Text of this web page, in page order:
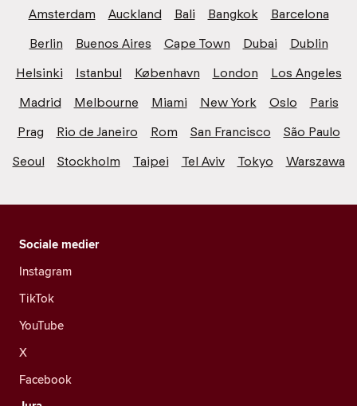
Amsterdam Auckland Bali Bangkok
Barcelona
Berlin
Buenos Aires Cape Town Dubai
Dublin
Helsinki
Istanbul København London
Los Angeles
Madrid
Melbourne Miami New York Oslo
Paris
Prag
Rio de Janeiro Rom San Francisco
São Paulo
Seoul
Stockholm Taipei Tel Aviv Tokyo Warszawa
Sociale medier
Instagram
TikTok
YouTube
X
Facebook